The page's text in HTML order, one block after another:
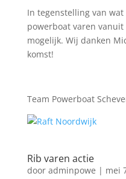
In tegenstelling van
powerboat varen
mogelijk. Wij danken
komst!
Team Powerboat
Rib varen actie
door adminpowe | mei